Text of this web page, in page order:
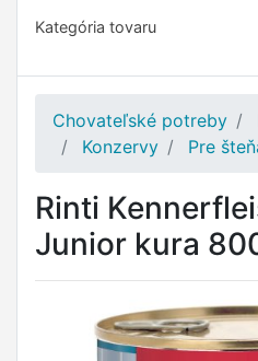
Kategória tovaru
Chovateľské potreby
Konzervy
Pre
Rinti
Junior kura